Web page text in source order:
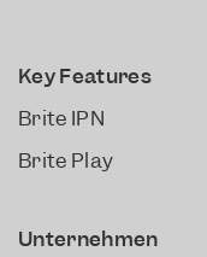
Key Features
Brite IPN
Brite Play
Unternehmen